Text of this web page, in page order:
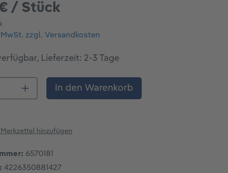
/ Stück
zzgl. Versandkosten
Lieferzeit: 2-3 Tage
Anzahl: Gib den gewünschten Wert
In den Warenkorb
Merkzettel hinzufügen
6570181
4226350881427